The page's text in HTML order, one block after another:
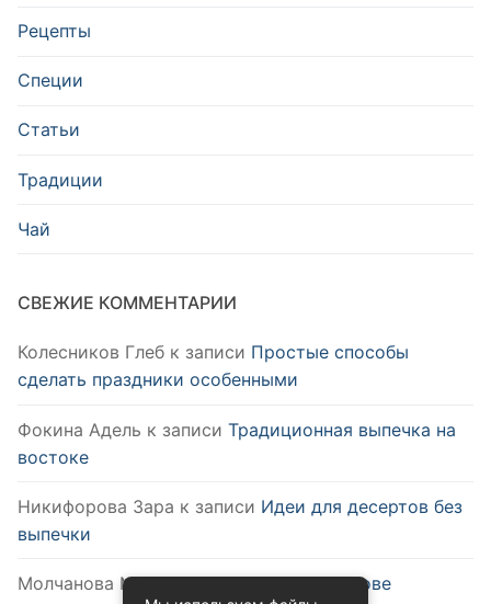
Рецепты
Специи
Статьи
Традиции
Чай
СВЕЖИЕ КОММЕНТАРИИ
Колесников Глеб к записи Простые способы
сделать праздники особенными
Фокина Адель к записи Традиционная выпечка на
востоке
Никифорова Зара к записи Идеи для десертов без
выпечки
Молчанова Мияк записиБлюда на основе